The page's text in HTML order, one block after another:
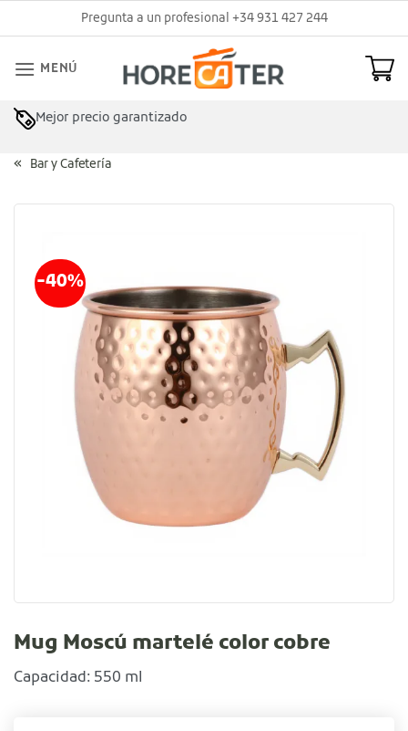
al
Pregunta a un profesional +34 931 427 244
MENÚ
Mejor precio garantizado
Asesoramiento profesional
Bar y Cafetería
-40%
Mug Moscú martelé color cobre
Capacidad: 550 ml